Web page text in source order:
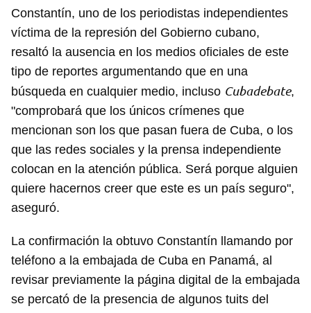
Constantín, uno de los periodistas independientes
víctima de la represión del Gobierno cubano,
resaltó la ausencia en los medios oficiales de este
tipo de reportes argumentando que en una
búsqueda en cualquier medio, incluso Cubadebate,
"comprobará que los únicos crímenes que
mencionan son los que pasan fuera de Cuba, o los
que las redes sociales y la prensa independiente
colocan en la atención pública. Será porque alguien
quiere hacernos creer que este es un país seguro",
aseguró.
La confirmación la obtuvo Constantín llamando por
teléfono a la embajada de Cuba en Panamá, al
revisar previamente la página digital de la embajada
se percató de la presencia de algunos tuits del